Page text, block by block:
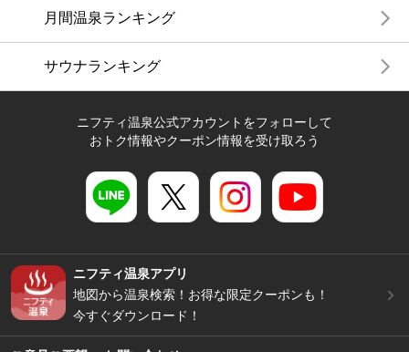
月間温泉ランキング
サウナランキング
ニフティ温泉公式アカウントをフォローして
おトク情報やクーポン情報を受け取ろう
ニフティ温泉アプリ
地図から温泉検索！お得な限定クーポンも！
今すぐダウンロード！